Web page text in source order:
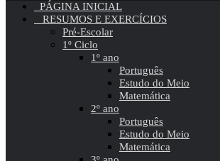
PÁGINA INICIAL
RESUMOS E EXERCÍCIOS
Pré-Escolar
1º Ciclo
1º ano
Português
Estudo do Meio
Matemática
2º ano
Português
Estudo do Meio
Matemática